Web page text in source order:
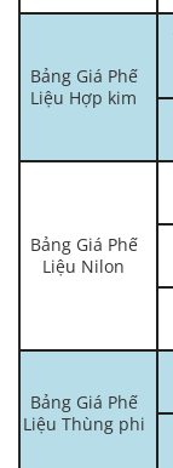
Bảng Giá Phế
Liệu Hợp kim
Bảng Giá Phế
Liệu Nilon
Bảng Giá Phế
Liệu Thùng phi